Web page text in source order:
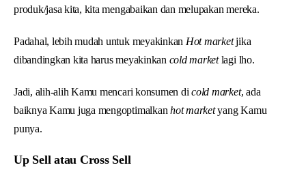
produk/jasa kita, kita mengabaikan dan melupakan mereka.
Padahal, lebih mudah untuk meyakinkan Hot marketjika
dibandingkan kita harus meyakinkan cold marketlagi lho.
Jadi, alih-alih Kamu mencari konsumen dicold market, ada
baiknya Kamu juga mengoptimalkan hot marketyang Kamu
punya.
Up Sell atau Cross Sell